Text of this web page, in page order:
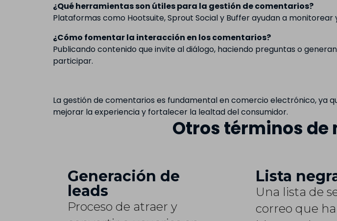
¿Qué herramientas son útiles para la gestión de comentarios?
Plataformas como Hootsuite, Sprout Social y Buffer ayudan a
¿Cómo fomentar la interacción en los comentarios?
Publicando contenido que invite al diálogo, haciendo preguntas o
participar.
La gestión de comentarios es fundamental en comercio electrónico,
mejorar la experiencia y fortalecer la lealtad del consumidor.
Otros términos
Generación de
leads
Proceso de atraer y
Lista
Una lista de
correo que